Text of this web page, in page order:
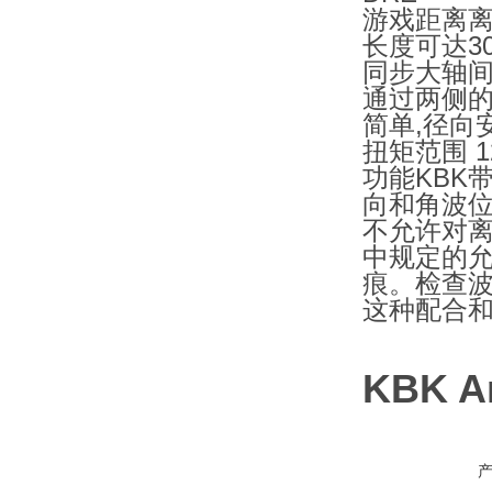
游戏距离
长度可达
同步大轴
通过两侧
简单,径向
扭矩范围
功能KBK
向和角波
不允许对
中规定的
痕。检查
这种配合
KBK